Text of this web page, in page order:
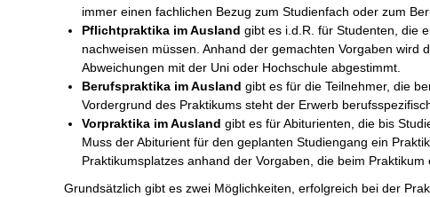
immer einen fachlichen Bezug zum Studienfach oder zum
Pflichtpraktika im Ausland gibt es i.d.R. für Studenten, die
nachweisen müssen. Anhand der gemachten Vorgaben wird
Abweichungen mit der Uni oder Hochschule abgestimmt.
Berufspraktika im Ausland gibt es für die Teilnehmer, die
Vordergrund des Praktikums steht der Erwerb
Vorpraktika im Ausland gibt es für Abiturienten, die bis
Muss der Abiturient für den geplanten Studiengang ein
Praktikumsplatzes anhand der Vorgaben, die beim Praktikum
Grundsätzlich gibt es zwei Möglichkeiten, erfolgreich bei der